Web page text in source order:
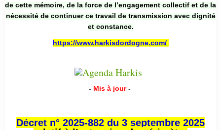
de cette mémoire, de la force de l’engagement collectif et de la
nécessité de continuer ce travail de transmission avec dignité
et constance.
https://www.harkisdordogne.com/
- Mis à jour -
Décret n° 2025-882 du 3 septembre 2025